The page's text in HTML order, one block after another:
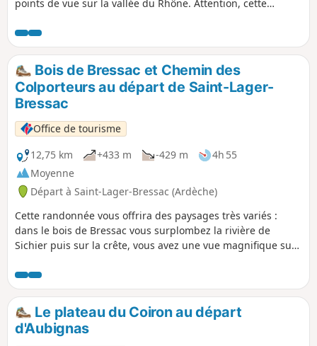
points de vue sur la vallée du Rhône. Attention, cette
bien les barrières derrière vous.
Bois de Bressac et Chemin des
Colporteurs au départ de Saint-Lager-
Bressac
Office de tourisme
12,75 km
+433 m -429 m
4h 55
Moyenne
Départ à Saint-Lager-Bressac (Ardèche)
Cette randonnée vous offrira des paysages très variés :
dans le bois de Bressac vous surplombez la rivière de
Sichier puis sur la crête, vous avez une vue magnifique sur
Le plateau du Coiron au départ
d'Aubignas